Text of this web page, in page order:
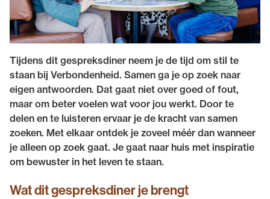
Tijdens dit gespreksdiner neem je de tijd om stil te
staan bij Verbondenheid. Samen ga je op zoek naar
eigen antwoorden. Dat gaat niet over goed of fout,
maar om beter voelen wat voor jou werkt. Door te
delen en te luisteren ervaar je de kracht van samen
zoeken. Met elkaar ontdek je zoveel méér dan wanneer
je alleen op zoek gaat. Je gaat naar huis met inspiratie
om bewuster in het leven te staan.
Wat dit gespreksdiner je brengt